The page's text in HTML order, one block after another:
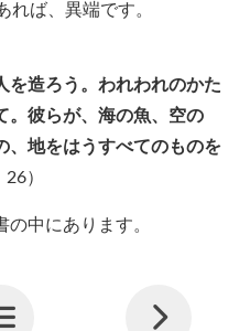
ば、異端です。
を造ろう。われわれのかた
。彼らが、海の魚、空の
、地をはうすべてのものを
26）
中にあります。